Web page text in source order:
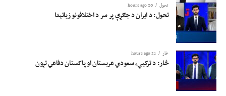
تحول 20 hours ago
تحول: د ایران د جګړې پر سر د اختلافونو زیاتېدا
څار 21 hours ago
څار: د ترکیې، سعودي عربستان او پاکستان دفاعي تړون